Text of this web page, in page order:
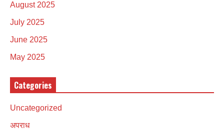
August 2025
July 2025
June 2025
May 2025
Categories
Uncategorized
अपराध